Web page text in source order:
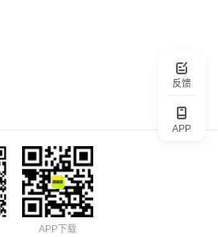
反馈
APP
APP下载